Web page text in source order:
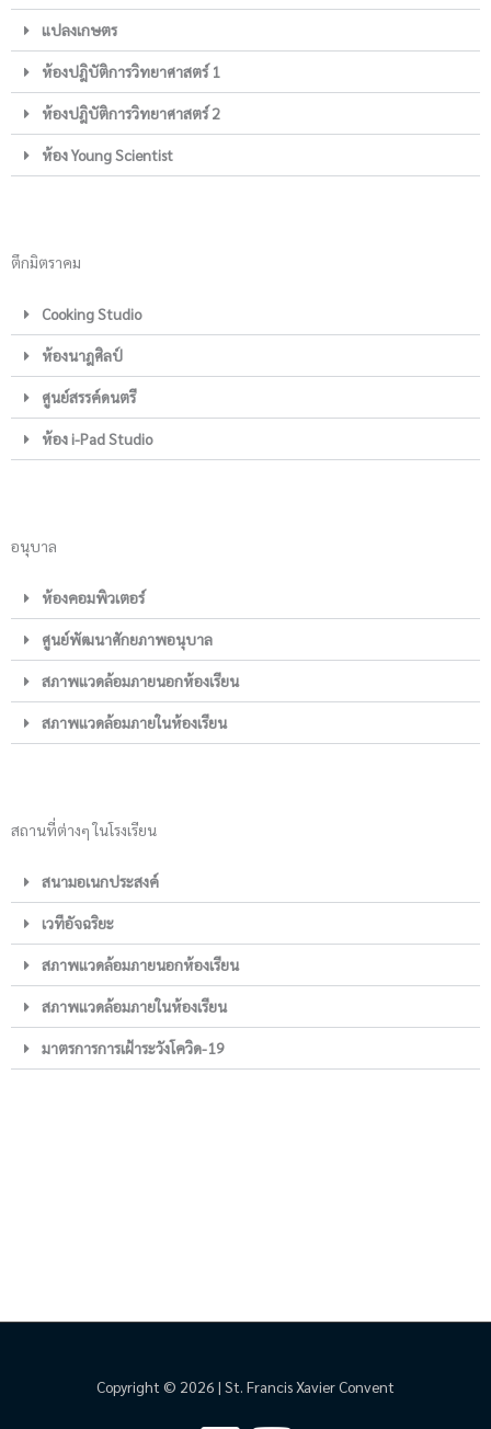
แปลงเกษตร
ห้องปฎิบัติการวิทยาศาสตร์ 1
ห้องปฎิบัติการวิทยาศาสตร์ 2
ห้อง Young Scientist
ตึกมิตราคม
Cooking Studio
ห้องนาฎศิลป์
ศูนย์สรรค์ดนตรี
ห้อง i-Pad Studio
อนุบาล
ห้องคอมพิวเตอร์
ศูนย์พัฒนาศักยภาพอนุบาล
สภาพแวดล้อมภายนอกห้องเรียน
สภาพแวดล้อมภายในห้องเรียน
สถานที่ต่างๆ ในโรงเรียน
สนามอเนกประสงค์
เวทีอัจฉริยะ
สภาพแวดล้อมภายนอกห้องเรียน
สภาพแวดล้อมภายในห้องเรียน
มาตรการการเฝ้าระวังโควิด-19
Copyright © 2026 | St. Francis Xavier Convent